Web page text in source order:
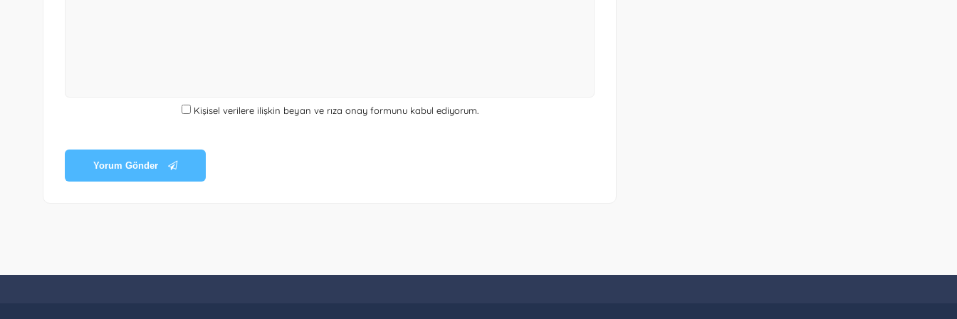
Kişisel verilere ilişkin beyan ve rıza onay formunukabul ediyorum.
Yorum Gönder